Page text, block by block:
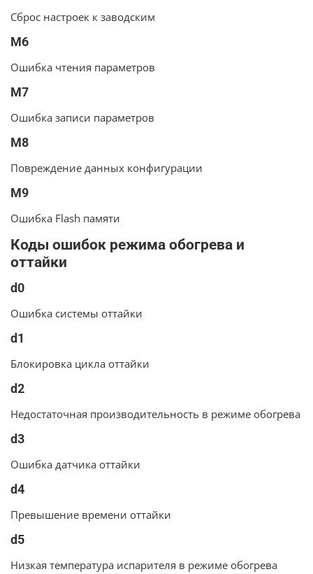
Сброс настроек к заводским
M6
Ошибка чтения параметров
M7
Ошибка записи параметров
M8
Повреждение данных конфигурации
M9
Ошибка Flash памяти
Коды ошибок режима обогрева и
оттайки
d0
Ошибка системы оттайки
d1
Блокировка цикла оттайки
d2
Недостаточная производительность в режиме обогрева
d3
Ошибка датчика оттайки
d4
Превышение времени оттайки
d5
Низкая температура испарителя в режиме обогрева